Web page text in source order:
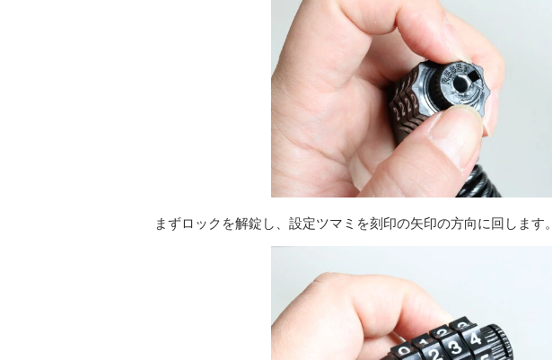
まずロックを解錠し、設定ツマミを刻印の矢印の方向に回します。